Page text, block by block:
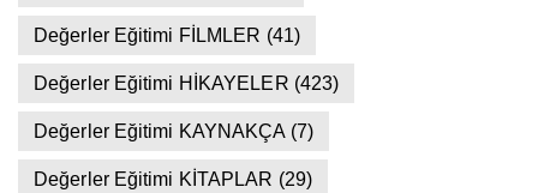
Değerler Eğitimi FİLMLER (41)
Değerler Eğitimi HİKAYELER (423)
Değerler Eğitimi KAYNAKÇA (7)
Değerler Eğitimi KİTAPLAR (29)